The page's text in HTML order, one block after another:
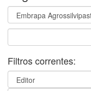
Filtros correntes: